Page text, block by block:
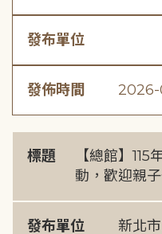
發布單位
發佈時間
標題
【總館】
動，歡迎親
發布單位 新北